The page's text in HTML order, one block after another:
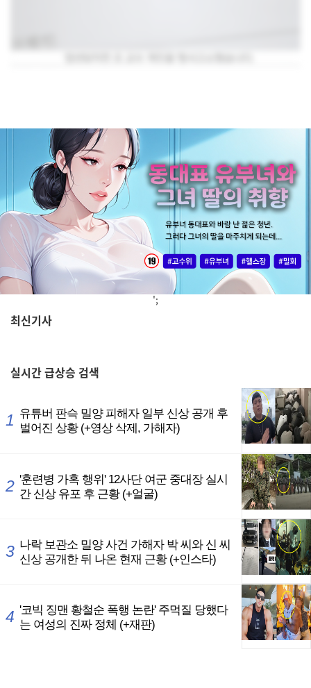
';
최신기사
실시간급상승 검색